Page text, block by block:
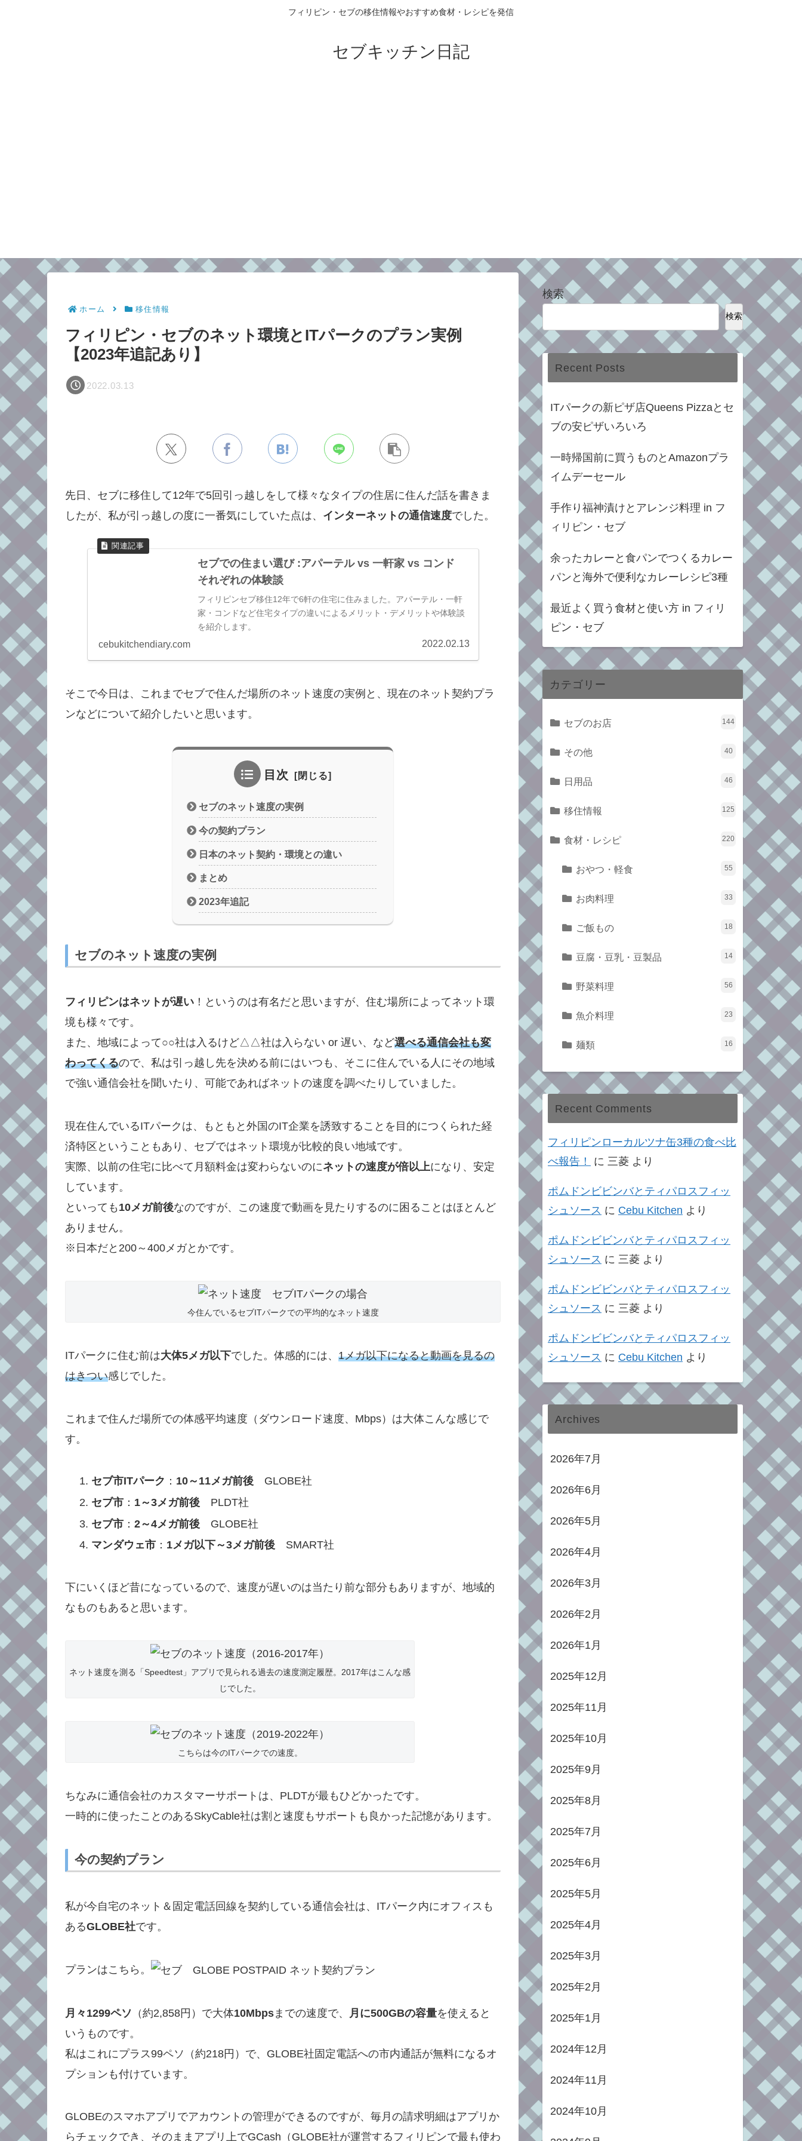
フィリピン・セブの移住情報やおすすめ食材・レシピを発信
セブキッチン日記
ホーム 移住情報
フィリピン・セブのネット環境とITパークのプラン実例
【2023年追記あり】
2022.03.13
先日、セブに移住して12年で5回引っ越しをして様々なタイプの住居に住んだ話を書きま
したが、私が引っ越しの度に一番気にしていた点は、 インターネットの通信速度でした。
セブでの住まい選び :アパーテル vs 一軒家 vs コンド
それぞれの体験談
フィリピンセブ移住12年で6軒の住宅に住みました。アパーテル・一軒
家・コンドなど住宅タイプの違いによるメリット・デメリットや体験談
を紹介します。
cebukitchendiary.com 2022.02.13
そこで今日は、これまでセブで住んだ場所のネット速度の実例と、現在のネット契約プラ
ンなどについて紹介したいと思います。
目次
セブのネット速度の実例
今の契約プラン
日本のネット契約・環境との違い
まとめ
2023年追記
セブのネット速度の実例
フィリピンはネットが遅い ！というのは有名だと思いますが、住む場所によってネット環
境も様々です。
また、地域によって○○社は入るけど△△社は入らない or 遅い、など選べる通信会社も変
わってくるので、私は引っ越し先を決める前にはいつも、そこに住んでいる人にその地域
で強い通信会社を聞いたり、可能であればネットの速度を調べたりしていました。
現在住んでいるITパークは、もともと外国のIT企業を誘致することを目的につくられた経
済特区ということもあり、セブではネット環境が比較的良い地域です。
実際、以前の住宅に比べて月額料金は変わらないのにネットの速度が倍以上になり、安定
しています。
といっても 10メガ前後なのですが、この速度で動画を見たりするのに困ることはほとんど
ありません。
※日本だと200～400メガとかです。
今住んでいるセブITパークでの平均的なネット速度
ITパークに住む前は大体5メガ以下でした。体感的には、 1メガ以下になると動画を見るの
はきつい感じでした。
これまで住んだ場所での体感平均速度（ダウンロード速度、Mbps）は大体こんな感じで
す。
セブ市ITパーク ： 10～11メガ前後GLOBE社
セブ市： 1～3メガ前後PLDT社
セブ市： 2～4メガ前後GLOBE社
マンダウェ市： 1メガ以下～3メガ前後SMART社
下にいくほど昔になっているので、速度が遅いのは当たり前な部分もありますが、地域的
なものもあると思います。
ネット速度を測る「Speedtest」アプリで見られる過去の速度測定履歴。2017年はこんな感
じでした。
こちらは今のITパークでの速度。
ちなみに通信会社のカスタマーサポートは、PLDTが最もひどかったです。
一時的に使ったことのあるSkyCable社は割と速度もサポートも良かった記憶があります。
今の契約プラン
私が今自宅のネット＆固定電話回線を契約している通信会社は、ITパーク内にオフィスも
あるGLOBE社です。
プランはこちら。
月々1299ペソ （約2,858円）で大体10Mbps までの速度で、 月に500GBの容量を使えると
いうものです。
私はこれにプラス99ペソ（約218円）で、GLOBE社固定電話への市内通話が無料になるオ
プションも付けています。
GLOBEのスマホアプリでアカウントの管理ができるのですが、毎月の請求明細はアプリか
らチェックでき、そのままアプリ上でGCash（GLOBE社が運営するフィリピンで最も使わ
検索
検索
Recent Posts
ITパークの新ピザ店Queens Pizzaとセ
ブの安ピザいろいろ
一時帰国前に買うものとAmazonプラ
イムデーセール
手作り福神漬けとアレンジ料理 in フ
ィリピン・セブ
余ったカレーと食パンでつくるカレー
パンと海外で便利なカレーレシピ3種
最近よく買う食材と使い方 in フィリ
ピン・セブ
カテゴリー
セブのお店 144
その他 40
日用品 46
移住情報 125
食材・レシピ 220
おやつ・軽食 55
お肉料理 33
ご飯もの 18
豆腐・豆乳・豆製品 14
野菜料理 56
魚介料理 23
麺類 16
Recent Comments
フィリピンローカルツナ缶3種の食べ比
べ報告！
に 三菱 より
ポムドンビビンバとティパロスフィッ
シュソース に Cebu Kitchen より
ポムドンビビンバとティパロスフィッ
シュソース に 三菱 より
ポムドンビビンバとティパロスフィッ
シュソース に 三菱 より
ポムドンビビンバとティパロスフィッ
シュソース に Cebu Kitchen より
Archives
2026年7月
2026年6月
2026年5月
2026年4月
2026年3月
2026年2月
2026年1月
2025年12月
2025年11月
2025年10月
2025年9月
2025年8月
2025年7月
2025年6月
2025年5月
2025年4月
2025年3月
2025年2月
2025年1月
2024年12月
2024年11月
2024年10月